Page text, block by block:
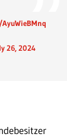
26, 2024